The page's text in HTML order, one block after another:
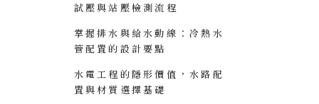
試壓與站壓檢測流程
掌握排水與給水動線：冷熱水
管配置的設計要點
水電工程的隱形價值，水路配
置與材質選擇基礎